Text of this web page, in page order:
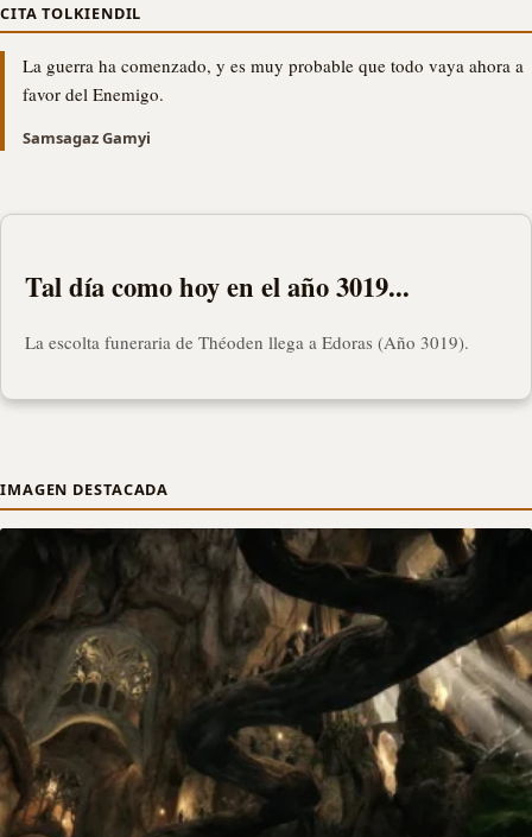
CITA TOLKIENDIL
La guerra ha comenzado, y es muy probable que todo vaya ahora a
favor del Enemigo.
Samsagaz Gamyi
Tal día como hoy en el año 3019...
La escolta funeraria de Théoden llega a Edoras (Año 3019).
IMAGEN DESTACADA